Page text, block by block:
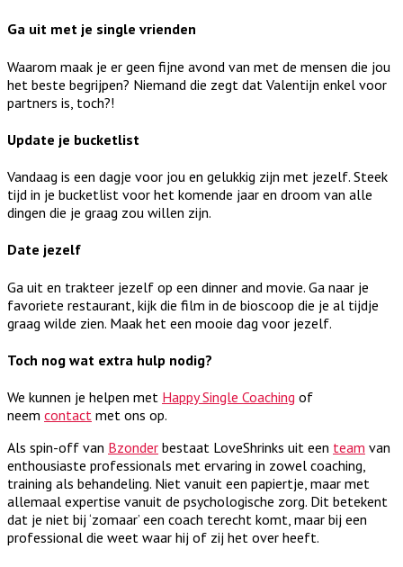
Ga uit met je single vrienden
Waarom maak je er geen fijne avond van met de mensen die jou
het beste begrijpen? Niemand die zegt dat Valentijn enkel voor
partners is, toch?!
Update je bucketlist
Vandaag is een dagje voor jou en gelukkig zijn met jezelf. Steek
tijd in je bucketlist voor het komende jaar en droom van alle
dingen die je graag zou willen zijn.
Date jezelf
Ga uit en trakteer jezelf op een dinner and movie. Ga naar je
favoriete restaurant, kijk die film in de bioscoop die je al tijdje
graag wilde zien. Maak het een mooie dag voor jezelf.
Toch nog wat extra hulp nodig?
We kunnen je helpen met Happy Single Coaching of
neem contact met ons op.
Als spin-off van Bzonder bestaat LoveShrinks uit een team van
enthousiaste professionals met ervaring in zowel coaching,
training als behandeling. Niet vanuit een papiertje, maar met
allemaal expertise vanuit de psychologische zorg. Dit betekent
dat je niet bij ‘zomaar’ een coach terecht komt, maar bij een
professional die weet waar hij of zij het over heeft.